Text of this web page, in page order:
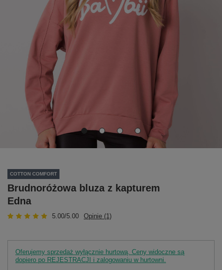
COTTON COMFORT
Brudnoróżowa bluza z kapturem
Edna
5.00/5.00 Opinie (1)
Oferujemy sprzedaż wyłącznie hurtową. Ceny widoczne są
dopiero po REJESTRACJI i zalogowaniu w hurtowni.